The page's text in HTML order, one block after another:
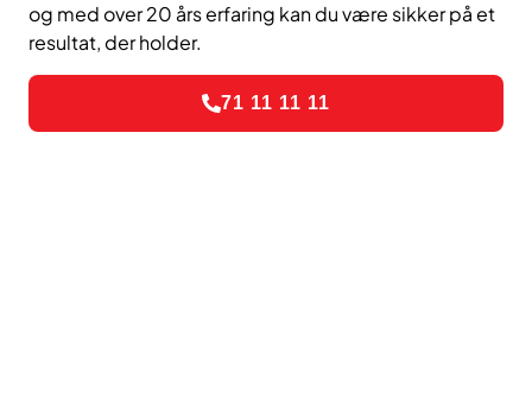
og med over 20 års erfaring kan du være sikker på et
resultat, der holder.
71 11 11 11